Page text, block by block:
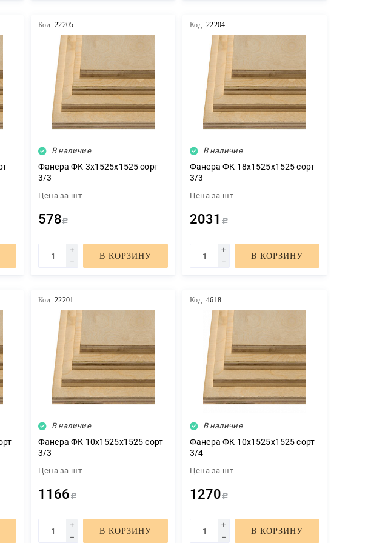
Код: 22205
В наличие
Фанера ФК 3х1525х1525 сорт
3/3
Цена за шт
578 Р
В КОРЗИНУ
Код: 22204
В наличие
Фанера ФК 18х1525х1525 сорт
3/3
Цена за шт
2031 Р
В КОРЗИНУ
Код: 22201
В наличие
Фанера ФК 10х1525х1525 сорт
3/3
Цена за шт
1166 Р
В КОРЗИНУ
Код: 4618
В наличие
Фанера ФК 10х1525х1525 сорт
3/4
Цена за шт
1270 Р
В КОРЗИНУ